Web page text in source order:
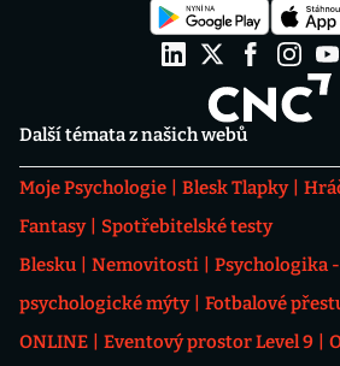
Další témata z našich webů
Moje Psychologie Blesk Tlapky
Fantasy
Spotřebitelské testy
Blesku
Nemovitosti
Psychologika
psychologické mýty
Fotbalové
ONLINE
Eventový prostor Level 9